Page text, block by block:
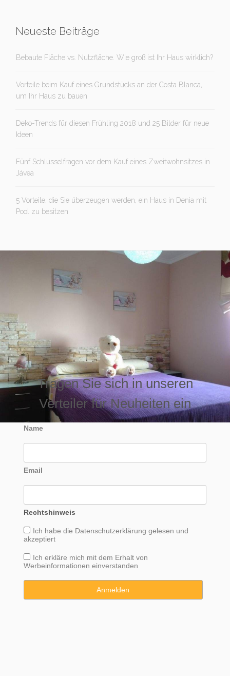
Neueste Beiträge
Bebaute Fläche vs. Nutzfläche. Wie groß ist Ihr Haus wirklich?
Vorteile beim Kauf eines Grundstücks an der Costa Blanca,
um Ihr Haus zu bauen
Deko-Trends für diesen Frühling 2018 und 25 Bilder für neue
Ideen
Fünf Schlüsselfragen vor dem Kauf eines Zweitwohnsitzes in
Jávea
5 Vorteile, die Sie überzeugen werden, ein Haus in Denia mit
Pool zu besitzen
Tragen Sie sich in unseren
Verteiler für Neuheiten ein
Name
Email
Rechtshinweis
Ich habe die Datenschutzerklärung gelesen und
akzeptiert
Ich erkläre mich mit dem Erhalt von
Werbeinformationen einverstanden